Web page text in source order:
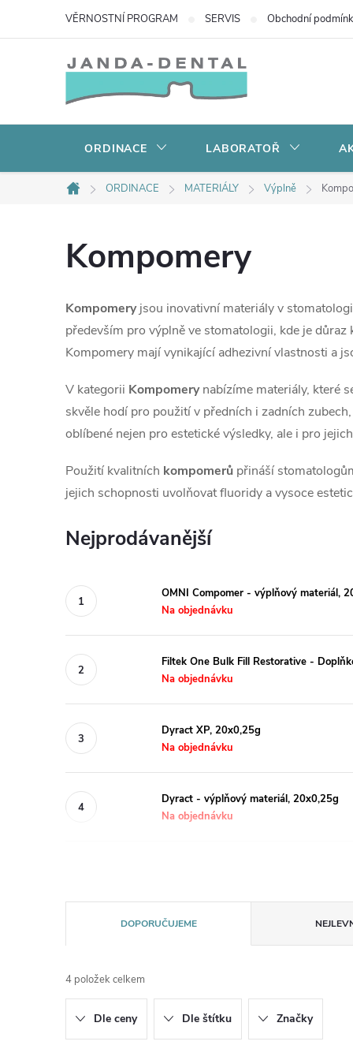
VĚRNOSTNÍ PROGRAM SERVIS Obchodní
ORDINACE LABORATOŘ
Domů
ORDINACE MATERIÁLY Výplně
Kompomery
Kompomeryjsou inovativní materiály v
především pro výplně ve stomatologii, kde je
Kompomery mají vynikající adhezivní vlastnosti a
V kategorii Kompomerynabízíme materiály, které
skvěle hodí pro použití v předních i zadních
oblíbené nejen pro estetické výsledky, ale i pro
Použití kvalitních kompomerů přináší
jejich schopnosti uvolňovat fluoridy a vysoce
Nejprodávanější
OMNI Compomer - výplňový materiál,
Na objednávku
Filtek One Bulk Fill Restorative -
Na objednávku
Dyract XP, 20x0,25g
Na objednávku
Dyract - výplňový materiál, 20x0,25g
Na objednávku
a
z
e
DOPORUČUJEME
4 položek celkem
Dle ceny Dle štítku Značky